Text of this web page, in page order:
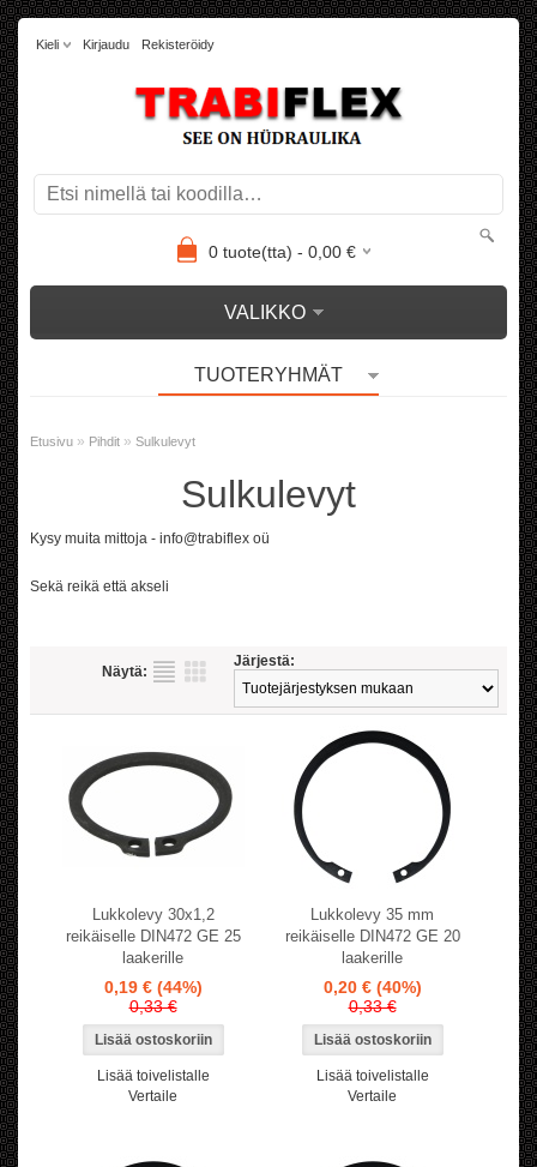
Kieli Kirjaudu Rekisteröidy
0tuote(tta) - 0,00€
VALIKKO
TUOTERYHMÄT
Etusivu » Pihdit » Sulkulevyt
Sulkulevyt
Kysy muita mittoja - info@trabiflex oü
Sekä reikä että akseli
Järjestä:
Näytä:
Lukkolevy 30x1,2
reikäiselle DIN472 GE 25
laakerille
0,19 € (44%)
0,33 €
Lisää toivelistalle
Vertaile
Lukkolevy 35 mm
reikäiselle DIN472 GE 20
laakerille
0,20 € (40%)
0,33 €
Lisää toivelistalle
Vertaile